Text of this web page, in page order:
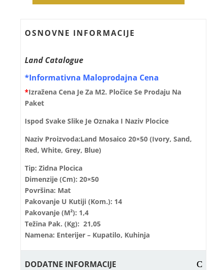
OSNOVNE INFORMACIJE
Land Catalogue
*Informativna Maloprodajna Cena
*Izražena Cena Je Za M2. Pločice Se Prodaju Na
Paket
Ispod Svake Slike Je Oznaka I Naziv Plocice
Naziv Proizvoda:Land Mosaico 20×50 (Ivory, Sand,
Red, White, Grey, Blue)
Tip: Zidna Plocica
Dimenzije (cm): 20×50
Površina: Mat
Pakovanje U Kutiji (kom.): 14
Pakovanje (m²): 1,4
Težina Pak. (kg): 21,05
Namena: Enterijer – Kupatilo, Kuhinja
DODATNE INFORMACIJE